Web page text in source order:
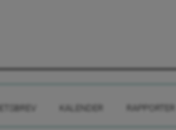
KALENDER RAPPORTER